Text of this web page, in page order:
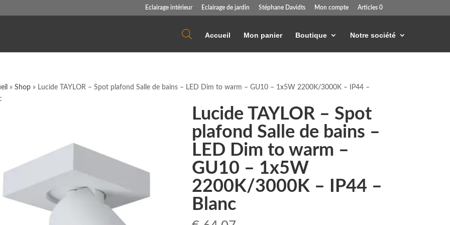
Eclairage intérieur Eclairage de jardin Stéphane Davidts Mon compte Articles 0
Accueil Mon panier Boutique Notre société
» Shop» Lucide TAYLOR – Spot plafond Salle de bains – LED Dim to warm – GU10 – 1x5W 2200K/3000K – IP44 –
Lucide TAYLOR – Spot
plafond Salle de bains –
LED Dim to warm –
GU10 – 1x5W
2200K/3000K – IP44 –
Blanc